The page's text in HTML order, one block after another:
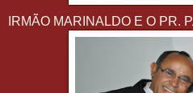
IRMÃO MARINALDO E O PR.